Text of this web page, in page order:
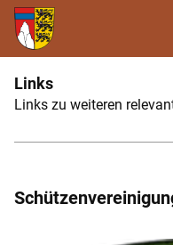
Links
Links zu weiteren